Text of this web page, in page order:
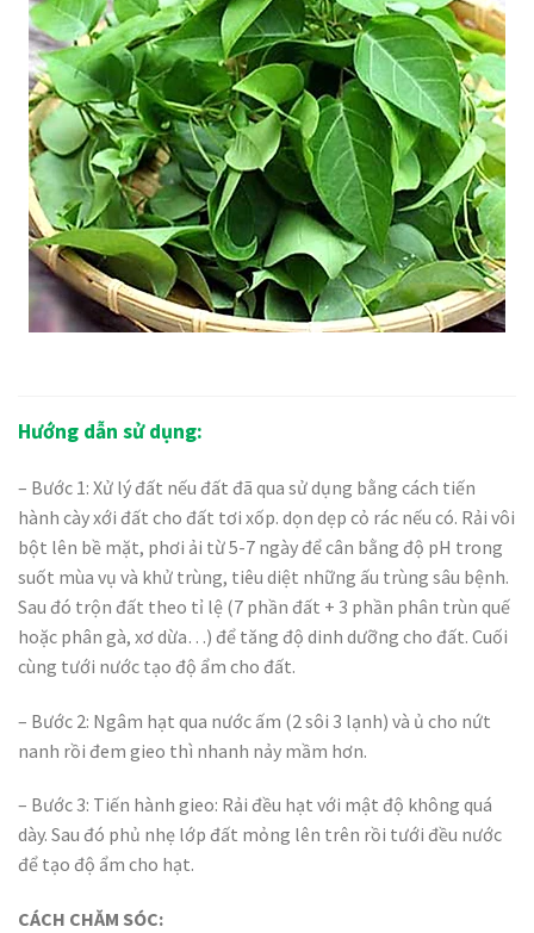
Hướng dẫn sử dụng:
– Bước 1: Xử lý đất nếu đất đã qua sử dụng bằng cách tiến
hành cày xới đất cho đất tơi xốp. dọn dẹp cỏ rác nếu có. Rải vôi
bột lên bề mặt, phơi ải từ 5-7 ngày để cân bằng độ pH trong
suốt mùa vụ và khử trùng, tiêu diệt những ấu trùng sâu bệnh.
Sau đó trộn đất theo tỉ lệ (7 phần đất + 3 phần phân trùn quế
hoặc phân gà, xơ dừa…) để tăng độ dinh dưỡng cho đất. Cuối
cùng tưới nước tạo độ ẩm cho đất.
– Bước 2: Ngâm hạt qua nước ấm (2 sôi 3 lạnh) và ủ cho nứt
nanh rồi đem gieo thì nhanh nảy mầm hơn.
– Bước 3: Tiến hành gieo: Rải đều hạt với mật độ không quá
dày. Sau đó phủ nhẹ lớp đất mỏng lên trên rồi tưới đều nước
để tạo độ ẩm cho hạt.
CÁCH CHĂM SÓC: